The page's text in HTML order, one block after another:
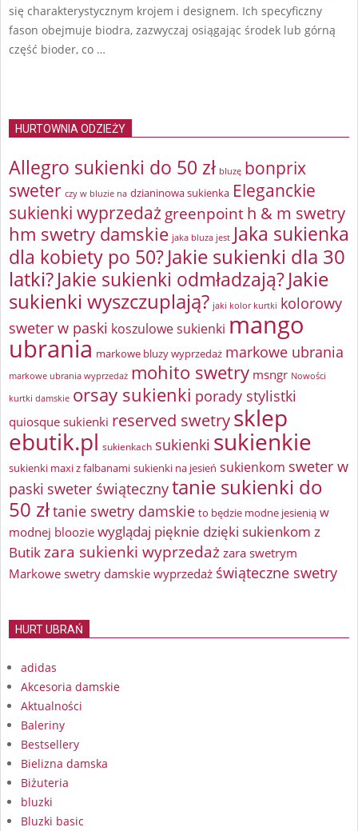
się charakterystycznym krojem i designem. Ich specyficzny
fason obejmuje biodra, zazwyczaj osiągając środek lub górną
część bioder, co …
HURTOWNIA ODZIEŻY
Allegro sukienki do 50 zł bluzę bonprix
sweter czy w bluzie na dzianinowa sukienka Eleganckie
sukienki wyprzedaż greenpointh & m swetry
hm swetry damskie jaka bluza jest Jaka sukienka
dla kobiety po 50?Jakie sukienki dla 30
latki?Jakie sukienki odmładzają?Jakie
sukienki wyszczuplają? jaki kolor kurtki kolorowy
sweter w paski koszulowe sukienki mango
ubrania markowe bluzy wyprzedaż markowe ubrania
markowe ubrania wyprzedaż mohito swetry msngr Nowości
kurtki damskie orsay sukienki porady stylistki
quiosque sukienki reserved swetrysklep
ebutik.pl sukienkach sukienki sukienkie
sukienki maxi z falbanami sukienki na jesień sukienkom sweter w
paski sweter świątecznytanie sukienki do
50 złtanie swetry damskie to będzie modne jesienią w
modnej bloozie wyglądaj pięknie dzięki sukienkom z
Butikzara sukienki wyprzedażzara swetrym
Markowe swetry damskie wyprzedaż świąteczne swetry
HURT UBRAŃ
adidas
Akcesoria damskie
Aktualności
Baleriny
Bestsellery
Bielizna damska
Biżuteria
bluzki
Bluzki basic